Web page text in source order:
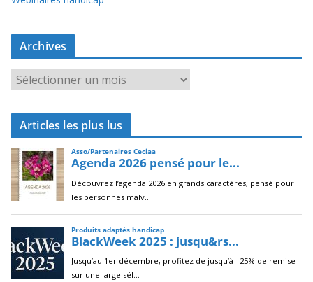
Archives
r
c
i
v
e
s
Articles les plus lus